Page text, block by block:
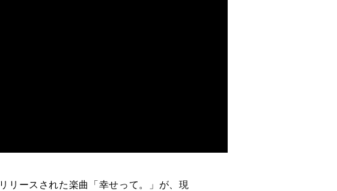
リリースされた楽曲「幸せって。」 が 、現